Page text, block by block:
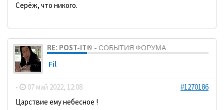
Серёж, что никого.
RE: POST-IT® - СОБЫТИЯ ФОРУМА
Fil
- 07 май 2022, 12:08
#1270186
Царствие ему небесное !